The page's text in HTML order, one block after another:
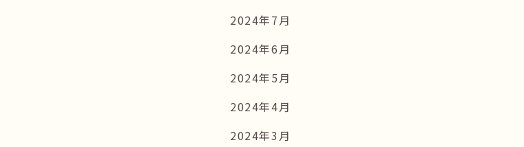
2024年7月
2024年6月
2024年5月
2024年4月
2024年3月